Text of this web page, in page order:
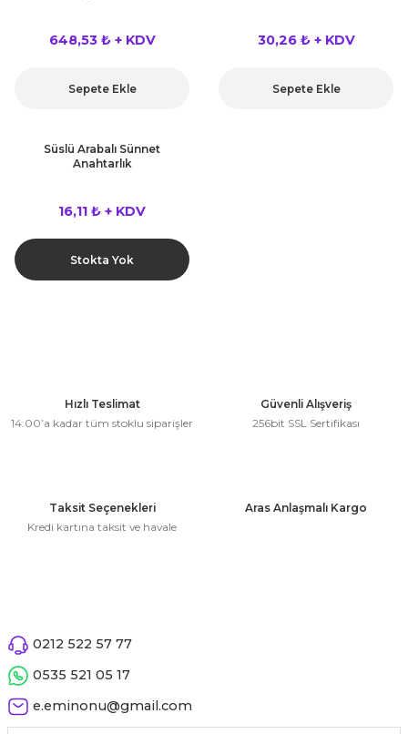
648,53 ₺ + KDV
Sepete Ekle
30,26 ₺ + KDV
Sepete Ekle
Süslü Arabalı Sünnet
Anahtarlık
16,11 ₺ + KDV
Stokta Yok
Hızlı Teslimat
14:00’a kadar tüm stoklu siparişler
Güvenli Alışveriş
256bit SSL Sertifikası
Taksit Seçenekleri
Kredi kartına taksit ve havale
Aras Anlaşmalı Kargo
0212 522 57 77
0535 521 05 17
e.eminonu@gmail.com